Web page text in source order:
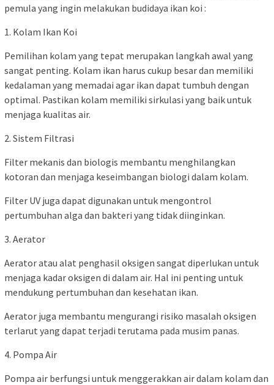
pemula yang ingin melakukan budidaya ikan koi :
1. Kolam Ikan Koi
Pemilihan kolam yang tepat merupakan langkah awal yang
sangat penting. Kolam ikan harus cukup besar dan memiliki
kedalaman yang memadai agar ikan dapat tumbuh dengan
optimal. Pastikan kolam memiliki sirkulasi yang baik untuk
menjaga kualitas air.
2. Sistem Filtrasi
Filter mekanis dan biologis membantu menghilangkan
kotoran dan menjaga keseimbangan biologi dalam kolam.
Filter UV juga dapat digunakan untuk mengontrol
pertumbuhan alga dan bakteri yang tidak diinginkan.
3. Aerator
Aerator atau alat penghasil oksigen sangat diperlukan untuk
menjaga kadar oksigen di dalam air. Hal ini penting untuk
mendukung pertumbuhan dan kesehatan ikan.
Aerator juga membantu mengurangi risiko masalah oksigen
terlarut yang dapat terjadi terutama pada musim panas.
4. Pompa Air
Pompa air berfungsi untuk menggerakkan air dalam kolam dan